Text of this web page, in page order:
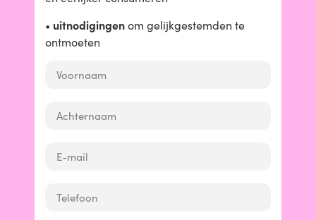
Kennis
Productbeoordeling laptops
• uitnodigingenom gelijkgestemden te
ontmoeten